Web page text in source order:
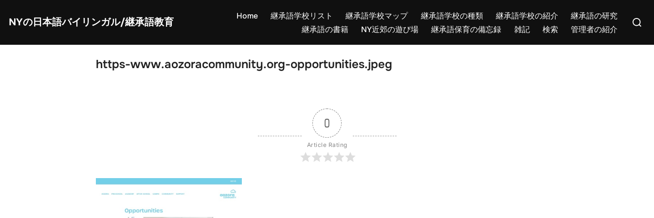
content
NYの日本語バイリンガル/継承語教育
Home 継承語学校リスト 継承語学校マップ 継承語学校の種類 継承語学校の紹介
継承語の研究
継承語の書籍
NY近郊の遊び場 継承語保育の備忘録 雑記 検索 管理者の紹介
for:
https-www.aozoracommunity.org-opportunities.jpeg
0
Article Rating